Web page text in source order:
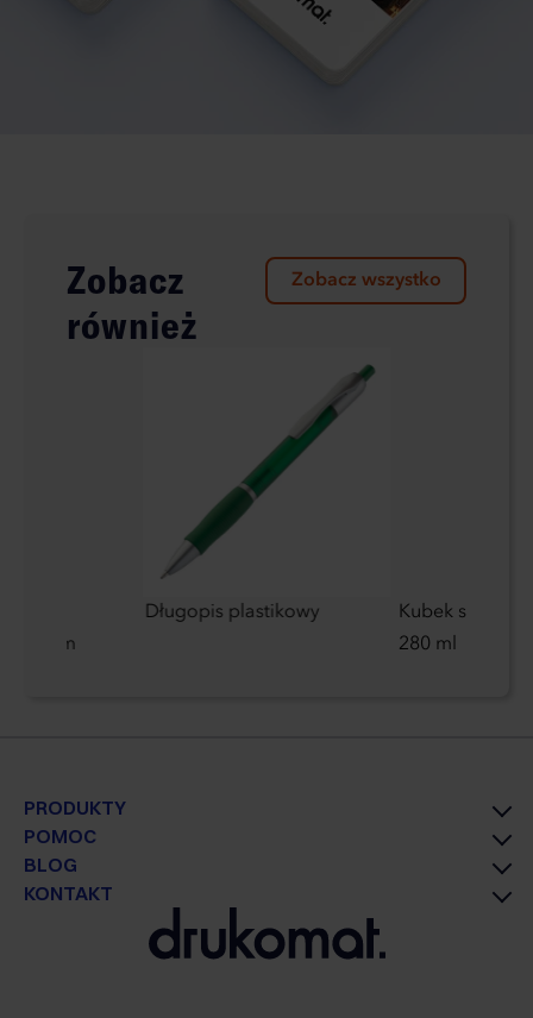
Zobacz
również
Zobacz wszystko
nożem
Długopis plastikowy
Kubek stalowy
280 ml
PRODUKTY
POMOC
BLOG
KONTAKT